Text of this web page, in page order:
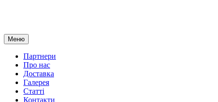
Меню
Партнери
Про нас
Доставка
Галерея
Статтi
Контакти